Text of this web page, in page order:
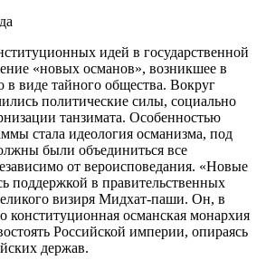
идей в государственной
«новых османов», возникшее в
в виде тайного общества. Вокруг
политические силы, социально
танзимата. Особенностью
стала идеология османизма, под
были объединиться все
от вероисповедания. «Новые
поддержкой в правительственных
визиря Мидхат-паши. Он, в
конституционная османская монархия
Российской империи, опираясь
держав.